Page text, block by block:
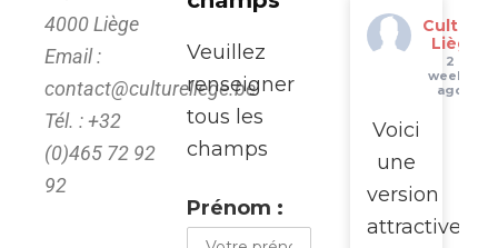
4000 Liège
Email :
contact@cultureliege.be
Tél. : +32
(0)465 72 92
92
Veuillez
renseigner
tous les
champs
Prénom :
Culture
Liège
2
weeks
ago
Voici
une
version
attractive